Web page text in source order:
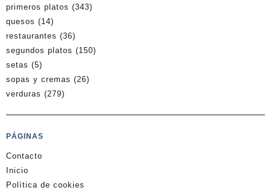
primeros platos (343)
quesos (14)
restaurantes (36)
segundos platos (150)
setas (5)
sopas y cremas (26)
verduras (279)
PÁGINAS
Contacto
Inicio
Política de cookies